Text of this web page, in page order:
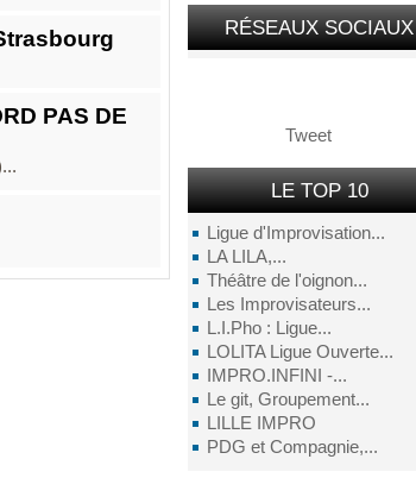
RÉSEAUX SOCIAUX
Tweet
LE TOP 10
Ligue d'Improvisation...
LA LILA,...
Théâtre de l'oignon...
Les Improvisateurs...
L.I.Pho : Ligue...
LOLITA Ligue Ouverte...
IMPRO.INFINI -...
Le git, Groupement...
LILLE IMPRO
PDG et Compagnie,...
PAS DE